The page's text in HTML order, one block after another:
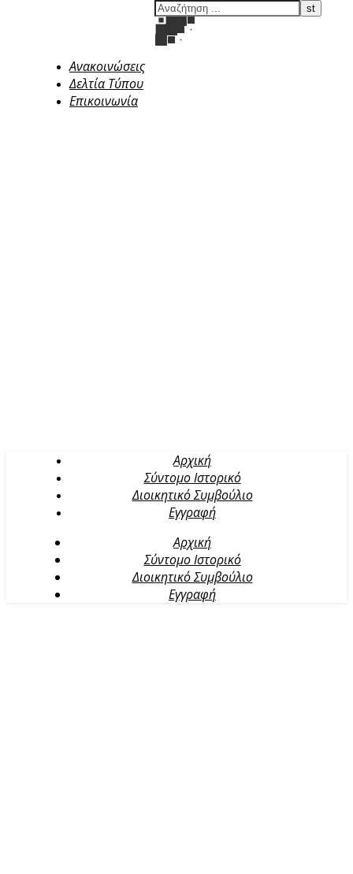
Ανακοινώσεις
Δελτία Τύπου
Επικοινωνία
Αρχική
Σύντομο Ιστορικό
Διοικητικό Συμβούλιο
Εγγραφή
Αρχική
Σύντομο Ιστορικό
Διοικητικό Συμβούλιο
Εγγραφή